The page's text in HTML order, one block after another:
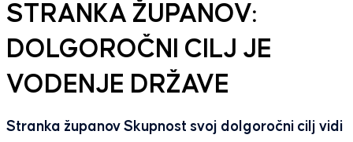
STRANKA ŽUPANOV:
DOLGOROČNI CILJ JE
VODENJE DRŽAVE
Stranka županov Skupnost svoj dolgoročni cilj vidi